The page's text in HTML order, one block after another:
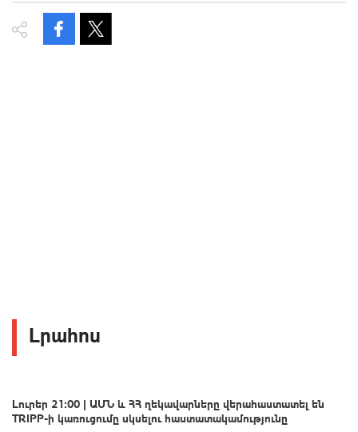
Լրահոս
Լուրեր 21:00 | ԱՄՆ և ՀՀ ղեկավարները վերահաստատել են
TRIPP-ի կառուցումը սկսելու հաստատակամությունը